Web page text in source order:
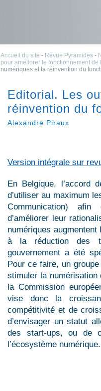
Accueil du site - Revue Pyramides -
pour améliorer le fonctionnement de
numériques et la réinvention du
Editorial. Les
réinvention du
Alexandre Piraux
Version intégrale sur
En Belgique, l’accord
d’utiliser au maximum
Communication)
d’améliorer leur
numériques
à la réduction des
gouvernement a été
Pour ce faire, un
stimuler la numérisation
la Commission
vise donc la
compétitivité et de
d’envisager un statut
des start-ups, ou de
l’écosystème numérique.